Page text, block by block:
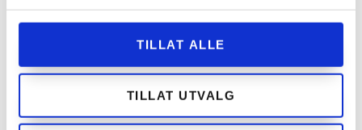
TILLAT ALLE
TILLAT UTVALG